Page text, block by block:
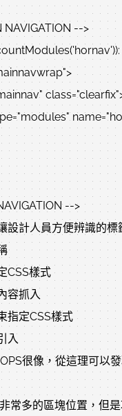
NAVIGATION -->
-->
設計人員方便辨識的標
CSS樣式
容抓入
指定CSS樣式
入
很像，從這理可以
常多的區塊位置，但